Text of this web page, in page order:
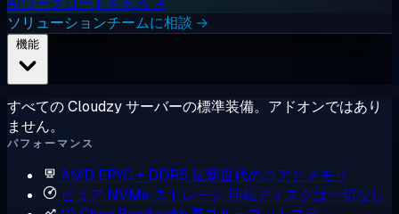
ソリューションチームに相談 →
すべての Cloudzy サーバーの標準装備。アドオンではあり
ません。
パフォーマンス
AMD EPYC + DDR5 最新世代のコアとメモリ
ピュア NVMe ストレージ 回転ディスクは一切なし